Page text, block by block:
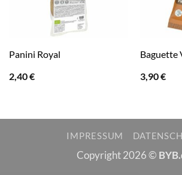
Panini Royal
2,40€
Baguette
3,90€
IMPRESSUM
Copyright 2026 ©